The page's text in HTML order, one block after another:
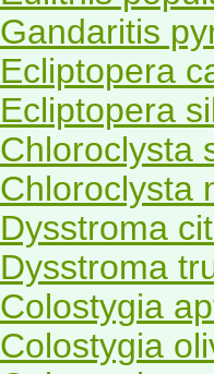
Gandaritis
Ecliptopera
Ecliptopera
Chloroclysta
Chloroclysta
Dysstroma
Dysstroma
Colostygia
Colostygia